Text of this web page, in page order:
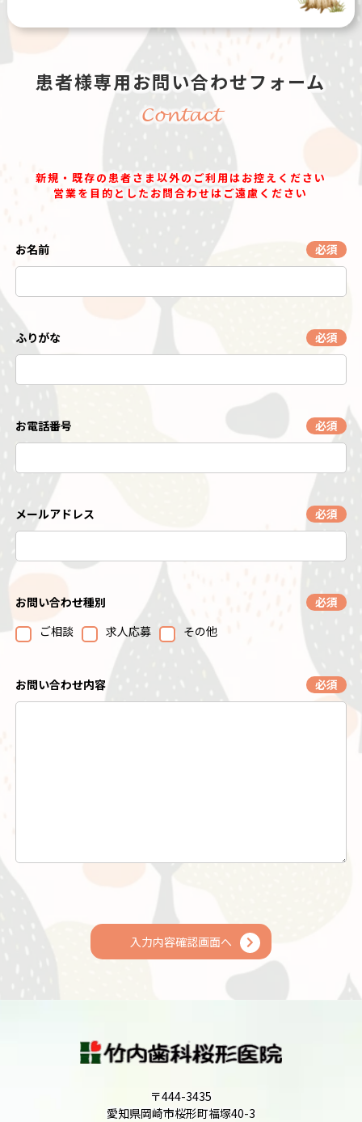
患者様専用お問い合わせフォーム
Contact
新規・既存の患者さま以外のご利用はお控えください
営業を目的としたお問合わせはご遠慮ください
お名前 必須
ふりがな 必須
お電話番号 必須
メールアドレス 必須
お問い合わせ種別
必須
ご相談
求人応募 その他
お問い合わせ内容 必須
入力内容確認画面へ
〒444-3435
愛知県岡崎市桜形町福塚40-3